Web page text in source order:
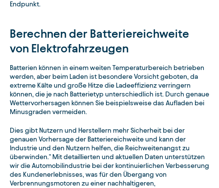
Endpunkt.
Berechnen der Batteriereichweite
von Elektrofahrzeugen
Batterien können in einem weiten Temperaturbereich betrieben
werden, aber beim Laden ist besondere Vorsicht geboten, da
extreme Kälte und große Hitze die Ladeeffizienz verringern
können, die je nach Batterietyp unterschiedlich ist. Durch genaue
Wettervorhersagen können Sie beispielsweise das Aufladen bei
Minusgraden vermeiden.
Dies gibt Nutzern und Herstellern mehr Sicherheit bei der
genauen Vorhersage der Batteriereichweite und kann der
Industrie und den Nutzern helfen, die Reichweitenangst zu
überwinden." Mit detaillierten und aktuellen Daten unterstützen
wir die Automobilindustrie bei der kontinuierlichen Verbesserung
des Kundenerlebnisses, was für den Übergang von
Verbrennungsmotoren zu einer nachhaltigeren,